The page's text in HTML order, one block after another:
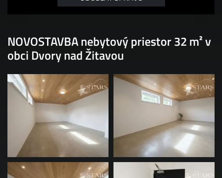
NOVOSTAVBA nebytový priestor 32 m² v
obci Dvory nad Žitavou